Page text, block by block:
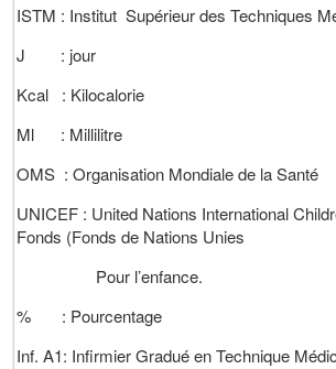
ISTM : Institut Supérieur des Techniques
J : jour
Kcal : Kilocalorie
Ml : Millilitre
OMS : Organisation Mondiale de la Santé
UNICEF : United Nations International
Fonds (Fonds de Nations Unies
Pour l’enfance.
% : Pourcentage
Inf. A1: Infirmier Gradué en Technique